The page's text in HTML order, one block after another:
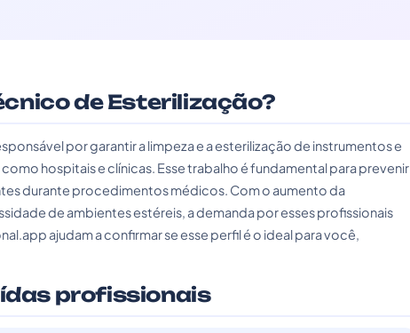
de Esterilização?
por garantir a limpeza e a esterilização de instrumentos e
hospitais e clínicas. Esse trabalho é fundamental para prevenir
durante procedimentos médicos. Com o aumento da
de ambientes estéreis, a demanda por esses profissionais
ajudam a confirmar se esse perfil é o ideal para você,
profissionais